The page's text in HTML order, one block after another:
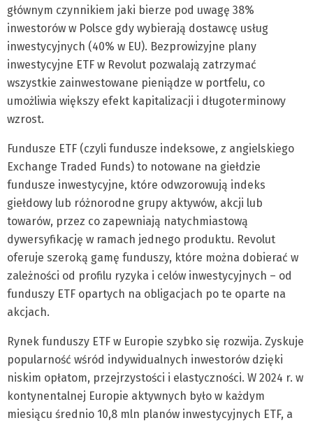
głównym czynnikiem jaki bierze pod uwagę 38%
inwestorów w Polsce gdy wybierają dostawcę usług
inwestycyjnych (40% w EU). Bezprowizyjne plany
inwestycyjne ETF w Revolut pozwalają zatrzymać
wszystkie zainwestowane pieniądze w portfelu, co
umożliwia większy efekt kapitalizacji i długoterminowy
wzrost.
Fundusze ETF (czyli fundusze indeksowe, z angielskiego
Exchange Traded Funds) to notowane na giełdzie
fundusze inwestycyjne, które odwzorowują indeks
giełdowy lub różnorodne grupy aktywów, akcji lub
towarów, przez co zapewniają natychmiastową
dywersyfikację w ramach jednego produktu. Revolut
oferuje szeroką gamę funduszy, które można dobierać w
zależności od profilu ryzyka i celów inwestycyjnych – od
funduszy ETF opartych na obligacjach po te oparte na
akcjach.
Rynek funduszy ETF w Europie szybko się rozwija. Zyskuje
popularność wśród indywidualnych inwestorów dzięki
niskim opłatom, przejrzystości i elastyczności. W 2024 r. w
kontynentalnej Europie aktywnych było w każdym
miesiącu średnio 10,8 mln planów inwestycyjnych ETF, a